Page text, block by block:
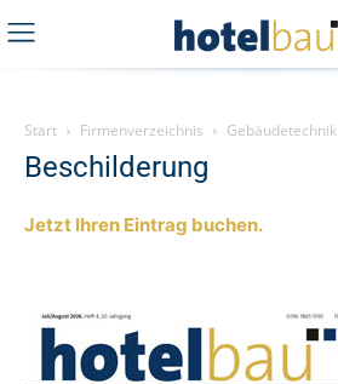
Start Firmenverzeichnis Gebäudetechnik
Beschilderung
Jetzt Ihren Eintrag buchen.